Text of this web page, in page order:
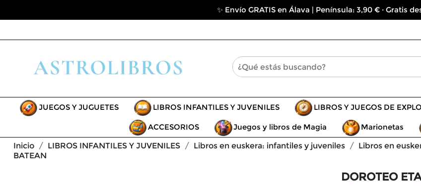
✨ Envío GRATIS en Álava | Península: 3,90 € · Gratis
JUEGOS Y JUGUETES LIBROS INFANTILES Y JUVENILES LIBROS Y JUEGOS DE
ACCESORIOS Juegos y libros de Magia Marionetas
Inicio
LIBROS INFANTILES Y JUVENILES Libros en euskera: infantiles y juveniles Libros en
BATEAN
DOROTEO